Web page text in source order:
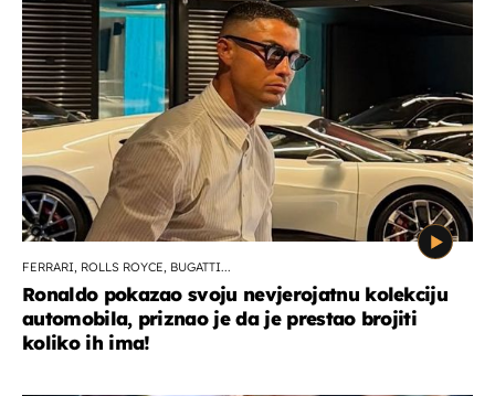
FERRARI, ROLLS ROYCE, BUGATTI...
Ronaldo pokazao svoju nevjerojatnu kolekciju
automobila, priznao je da je prestao brojiti
koliko ih ima!